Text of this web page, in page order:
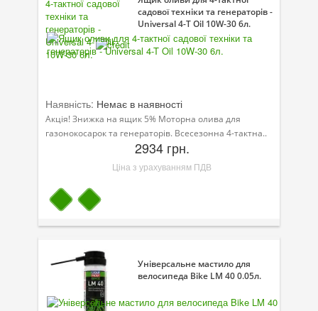
Автокосметика
Трансмісійні оливи
Сервісні продукти
Догляд за кондиціонером
Клеї і герметики
Профі-серія
Мастила
Спеціальні програми
Велосипедна програма
Моторна олива для мотоцикла
Оливи для зброї
садової техніки та генераторів -
Universal 4-T Oil 10W-30 6л.
Наявність: Немає в наявності
Акція! Знижка на ящик 5% Моторна олива для
газонокосарок та генераторів. Всесезонна 4-тактна..
2934 грн.
Ціна з урахуванням ПДВ
Універсальне мастило для
велосипеда Bike LM 40 0.05л.